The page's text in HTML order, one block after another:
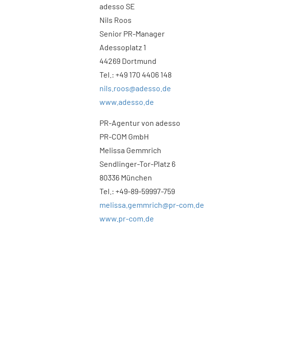
adesso SE
Nils Roos
Senior PR-Manager
Adessoplatz 1
44269 Dortmund
Tel.: +49 170 4406 148
nils.roos@adesso.de
www.adesso.de
PR-Agentur von adesso
PR-COM GmbH
Melissa Gemmrich
Sendlinger-Tor-Platz 6
80336 München
Tel.: +49-89-59997-759
melissa.gemmrich@pr-com.de
www.pr-com.de